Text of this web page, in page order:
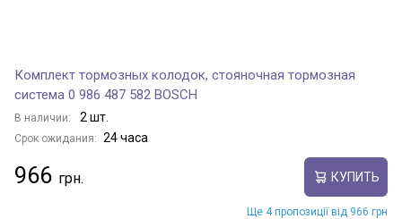
Комплект тормозных колодок, стояночная тормозная
система 0 986 487 582 BOSCH
В наличии: 2 шт.
Срок ожидания: 24 часа
966 КУПИТЬ
Ще 4 пропозиції від 966 грн